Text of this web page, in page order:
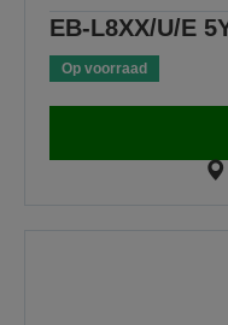
EB-L8XX/U/E
Op voorraad